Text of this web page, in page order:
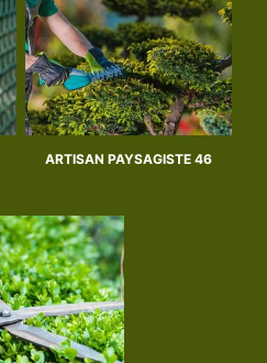
ARTISAN PAYSAGISTE 46